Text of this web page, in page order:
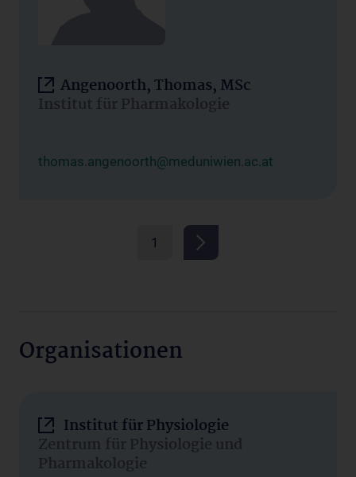
Angenoorth, Thomas, MSc
Institut für Pharmakologie
thomas.angenoorth@meduniwien.ac.at
1
Organisationen
Institut für Physiologie
Zentrum für Physiologie und
Pharmakologie